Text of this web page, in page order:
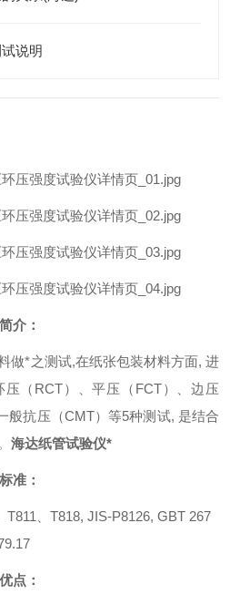
说明
介：
做*之测试,在纸张包装材料方面, 进
（RCT）、平压
（FCT）、边压
般抗压（CMT）等5种测试, 是结合
海达纸管试验仪*
准：
T811、T818, JIS-P8126, GBT 267
点：